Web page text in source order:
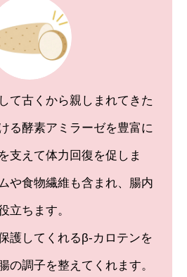
て古くから親しまれてきた
る酵素アミラーゼを豊富に
支えて体力回復を促しま
や食物繊維も含まれ、腸内
立ちます。
護してくれるβ-カロテンを
の調子を整えてくれます。